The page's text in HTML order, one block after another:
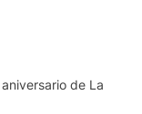
de La